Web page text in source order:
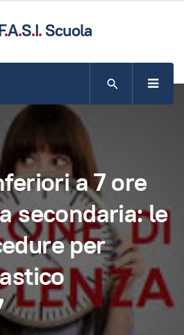
.A.S.I.Scuola
a 7 ore
secondaria: le
per